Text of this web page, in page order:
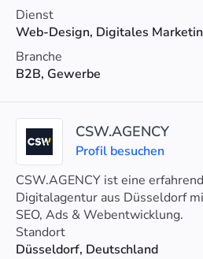
Dienst
Web-Design, Digitales
Branche
B2B, Gewerbe
CSW.AGENCY
Profil besuchen
CSW.AGENCY ist eine
Digitalagentur aus Düsseldorf
SEO, Ads & Webentwicklung.
Standort
Düsseldorf, Deutschland